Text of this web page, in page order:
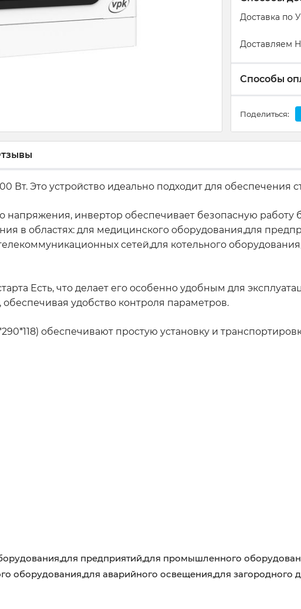
Доставка по
Доставляем
Способы
Поделиться:
Вт. Это устройство идеально подходит для обеспечения
напряжения, инвертор обеспечивает безопасную работу
в областях: для медицинского оборудования,для
сетей,для котельного
Есть, что делает его особенно удобным для
удобство контроля параметров.
обеспечивают простую установку и
предприятий,для промышленного
оборудования,для аварийного освещения,для загородного